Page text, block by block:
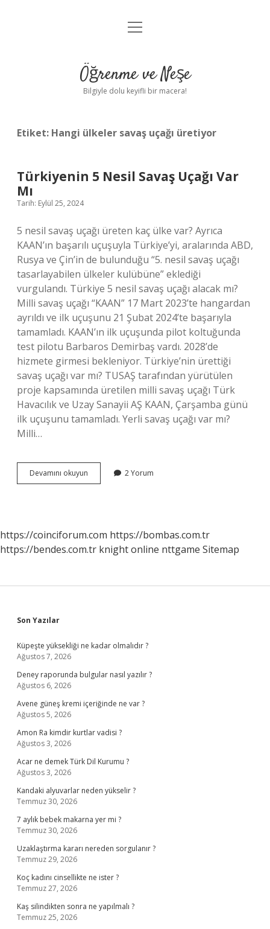
Anasayfa
Yasal Uyarı
menüyü
Öğrenme ve Neşe
Bilgiyle dolu keyifli bir macera!
Etiket: Hangi ülkeler savaş uçağı üretiyor
Türkiyenin 5 Nesil Savaş Uçağı Var
Mı
Tarih: Eylül 25, 2024
5 nesil savaş uçağı üreten kaç ülke var? Ayrıca
KAAN’ın başarılı uçuşuyla Türkiye’yi, aralarında ABD,
Rusya ve Çin’in de bulunduğu “5. nesil savaş uçağı
tasarlayabilen ülkeler kulübüne” eklediği
vurgulandı. Türkiye 5 nesil savaş uçağı alacak mı?
Milli savaş uçağı “KAAN” 17 Mart 2023’te hangardan
ayrıldı ve ilk uçuşunu 21 Şubat 2024’te başarıyla
tamamladı. KAAN’ın ilk uçuşunda pilot koltuğunda
test pilotu Barbaros Demirbaş vardı. 2028’de
hizmete girmesi bekleniyor. Türkiye’nin ürettiği
savaş uçağı var mı? TUSAŞ tarafından yürütülen
proje kapsamında üretilen milli savaş uçağı Türk
Havacılık ve Uzay Sanayii AŞ KAAN, Çarşamba günü
ilk uçuşunu tamamladı. Yerli savaş uçağı var mı?
Milli…
Devamını okuyun Türkiyenin
5
Mı
2 Yorum
https://coinciforum.com https://bombas.com.tr
https://bendes.com.tr knight online nttgame Sitemap
Sidebar
Son Yazılar
Küpeşte yüksekliği ne kadar olmalıdır ?
Ağustos 7, 2026
Deney raporunda bulgular nasıl yazılır ?
Ağustos 6, 2026
Avene güneş kremi içeriğinde ne var ?
Ağustos 5, 2026
Amon Ra kimdir kurtlar vadisi ?
Ağustos 3, 2026
Acar ne demek Türk Dil Kurumu ?
Ağustos 3, 2026
Kandaki alyuvarlar neden yükselir ?
Temmuz 30, 2026
7 aylık bebek makarna yer mi ?
Temmuz 30, 2026
Uzaklaştırma kararı nereden sorgulanır ?
Temmuz 29, 2026
Koç kadını cinsellikte ne ister ?
Temmuz 27, 2026
Kaş silindikten sonra ne yapılmalı ?
Temmuz 25, 2026